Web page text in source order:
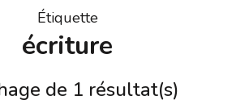
Étiquette
écriture
de 1 résultat(s)